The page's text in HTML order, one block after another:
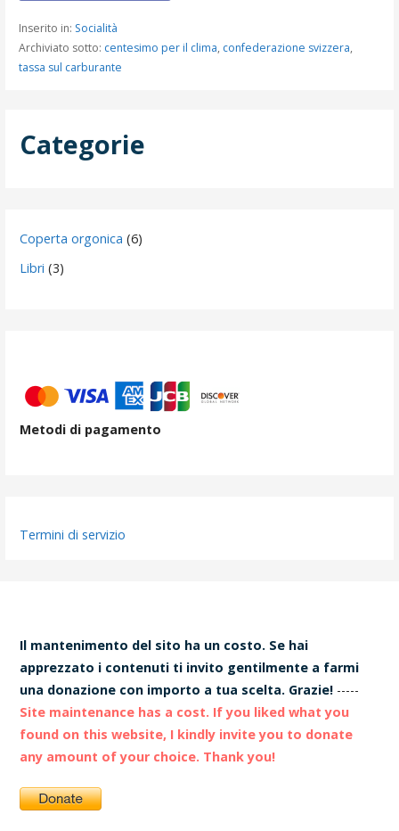
Inserito in: Socialità
Archiviato sotto: centesimo per il clima, confederazione svizzera,
tassa sul carburante
Categorie
Coperta orgonica 66
Libri 33
Metodi di pagamento
Termini di servizio
Il mantenimento del sito ha un costo. Se hai
apprezzato i contenuti ti invito gentilmente a farmi
una donazione con importo a tua scelta. Grazie! -----
Site maintenance has a cost. If you liked what you
found on this website, I kindly invite you to donate
any amount of your choice. Thank you!